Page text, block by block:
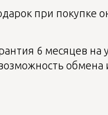
6 месяцев на
обмена
при покупке